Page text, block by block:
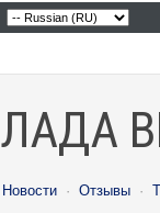
ЛАДА
Новости · Отзывы ·